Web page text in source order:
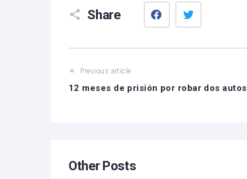
Share
Facebook
Previous article
12 meses de prisión por robar dos autos
Other Posts